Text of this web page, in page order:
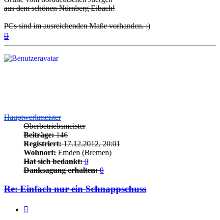
aus dem schönen Nürnberg Eibach!
PCs sind im ausreichenden Maße vorhanden. :)
Hauptwerkmeister
Oberbetriebsmeister
Beiträge:146
Registriert:17.12.2012, 20:01
Wohnort:Emden (Bremen)
Hat sich bedankt: 0
Danksagung erhalten: 0
Re: Einfach nur ein Schnappschuss